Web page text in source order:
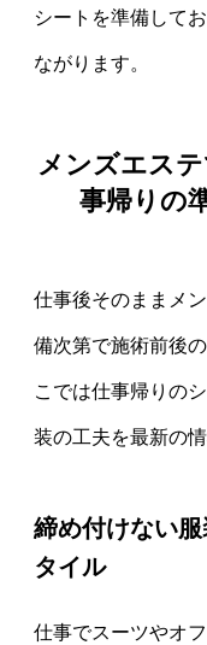
シートを準備して
ながります。
メンズエス
事帰りの
仕事後そのままメ
備次第で施術前後
こでは仕事帰りの
装の工夫を最新の
締め付けない
タイル
仕事でスーツやオ